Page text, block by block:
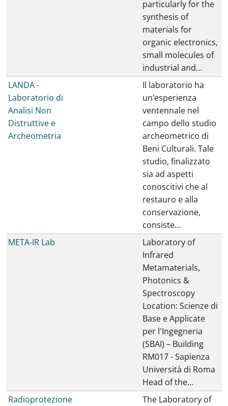
particularly for the
synthesis of
materials for
organic electronics,
small molecules of
industrial and…
LANDA -
Laboratorio di
Analisi Non
Distruttive e
Archeometria
Il laboratorio ha
un’esperienza
ventennale nel
campo dello studio
archeometrico di
Beni Culturali. Tale
studio, finalizzato
sia ad aspetti
conoscitivi che al
restauro e alla
conservazione,
consiste…
META-IR Lab
Laboratory of
Infrared
Metamaterials,
Photonics &
Spectroscopy
Location: Scienze di
Base e Applicate
per l'Ingegneria
(SBAI) – Building
RM017 - Sapienza
Università di Roma
Head of the…
Radioprotezione
The Laboratory of